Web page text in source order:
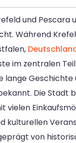
und Pescara
Während
im zentralen
lange Geschichte
Die Stadt
vielen
kulturellen
von